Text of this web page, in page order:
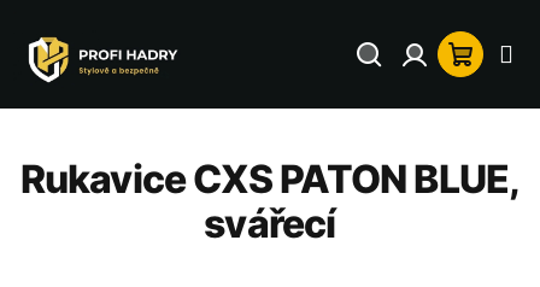
obsah
HledatPřihlášení
Rukavice CXS PATON BLUE,
svářecí